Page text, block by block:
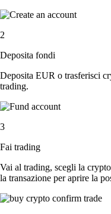
2
Deposita fondi
Deposita EUR o trasferisci
trading.
3
Fai trading
Vai al trading, scegli la
la transazione per aprire la